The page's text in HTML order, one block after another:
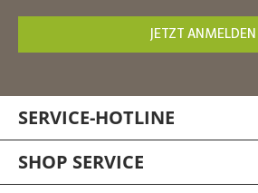
JETZT ANMELDEN
SERVICE-HOTLINE
SHOP SERVICE